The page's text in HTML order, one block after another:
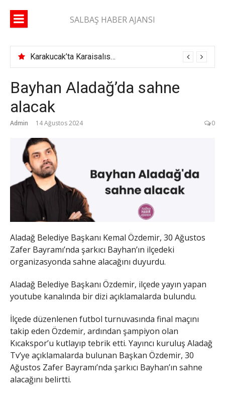
SALBAŞ HABER AJANSI
Karakucak’ta Karaisalıspor fırtınası
Bayhan Aladağ’da sahne
alacak
Admin 14 Ağustos 2024 0
Aladağ Belediye Başkanı Kemal Özdemir, 30 Ağustos
Zafer Bayramı’nda şarkıcı Bayhan’ın ilçedeki
organizasyonda sahne alacağını duyurdu.
Aladağ Belediye Başkanı Özdemir, ilçede yayın yapan
youtube kanalında bir dizi açıklamalarda bulundu.
İlçede düzenlenen futbol turnuvasında final maçını
takip eden Özdemir, ardından şampiyon olan
Kıcakspor’u kutlayıp tebrik etti. Yayıncı kuruluş Aladağ
Tv’ye açıklamalarda bulunan Başkan Özdemir, 30
Ağustos Zafer Bayramı’nda şarkıcı Bayhan’ın sahne
alacağını belirtti.